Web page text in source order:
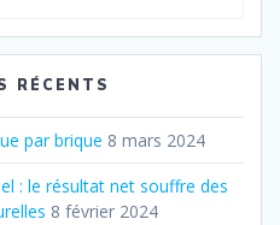
:
RÉCENTS
par brique 8 mars 2024
: le résultat net souffre des
8 février 2024